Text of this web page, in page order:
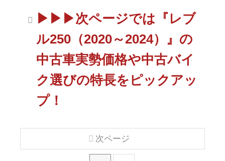
▶▶▶次ページでは『レブ
ル250（2020～2024）』の
中古車実勢価格や中古バイ
ク選びの特長をピックアッ
プ！
次ページ